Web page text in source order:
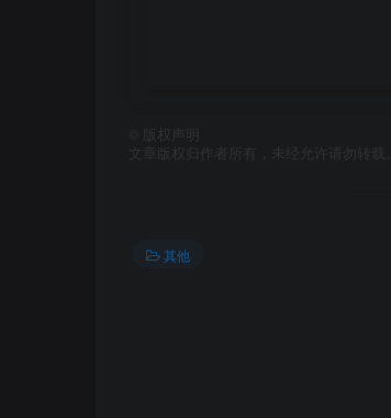
版权声明
文章版权归作者所有，未经允许请勿转载。
其他